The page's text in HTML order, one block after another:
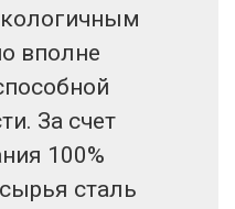
вполне
За счет
100%
сталь